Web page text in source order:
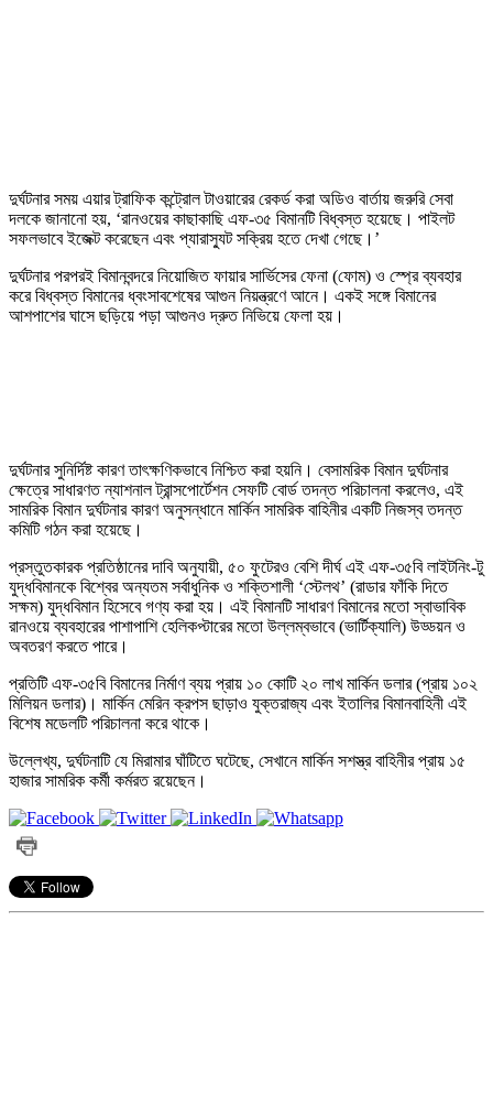
দুর্ঘটনার সময় এয়ার ট্রাফিক কন্ট্রোল টাওয়ারের রেকর্ড করা অডিও বার্তায় জরুরি সেবা
দলকে জানানো হয়, ‘রানওয়ের কাছাকাছি এফ-৩৫ বিমানটি বিধ্বস্ত হয়েছে। পাইলট
সফলভাবে ইজেক্ট করেছেন এবং প্যারাস্যুট সক্রিয় হতে দেখা গেছে।’
দুর্ঘটনার পরপরই বিমানবন্দরে নিয়োজিত ফায়ার সার্ভিসের ফেনা (ফোম) ও স্প্রে ব্যবহার
করে বিধ্বস্ত বিমানের ধ্বংসাবশেষের আগুন নিয়ন্ত্রণে আনে। একই সঙ্গে বিমানের
আশপাশের ঘাসে ছড়িয়ে পড়া আগুনও দ্রুত নিভিয়ে ফেলা হয়।
দুর্ঘটনার সুনির্দিষ্ট কারণ তাৎক্ষণিকভাবে নিশ্চিত করা হয়নি। বেসামরিক বিমান দুর্ঘটনার
ক্ষেত্রে সাধারণত ন্যাশনাল ট্রান্সপোর্টেশন সেফটি বোর্ড তদন্ত পরিচালনা করলেও, এই
সামরিক বিমান দুর্ঘটনার কারণ অনুসন্ধানে মার্কিন সামরিক বাহিনীর একটি নিজস্ব তদন্ত
কমিটি গঠন করা হয়েছে।
প্রস্তুতকারক প্রতিষ্ঠানের দাবি অনুযায়ী, ৫০ ফুটেরও বেশি দীর্ঘ এই এফ-৩৫বি লাইটনিং-টু
যুদ্ধবিমানকে বিশ্বের অন্যতম সর্বাধুনিক ও শক্তিশালী ‘স্টেলথ’ (রাডার ফাঁকি দিতে
সক্ষম) যুদ্ধবিমান হিসেবে গণ্য করা হয়। এই বিমানটি সাধারণ বিমানের মতো স্বাভাবিক
রানওয়ে ব্যবহারের পাশাপাশি হেলিকপ্টারের মতো উল্লম্বভাবে (ভার্টিক্যালি) উড্ডয়ন ও
অবতরণ করতে পারে।
প্রতিটি এফ-৩৫বি বিমানের নির্মাণ ব্যয় প্রায় ১০ কোটি ২০ লাখ মার্কিন ডলার (প্রায় ১০২
মিলিয়ন ডলার)। মার্কিন মেরিন ক্রপস ছাড়াও যুক্তরাজ্য এবং ইতালির বিমানবাহিনী এই
বিশেষ মডেলটি পরিচালনা করে থাকে।
উল্লেখ্য, দুর্ঘটনাটি যে মিরামার ঘাঁটিতে ঘটেছে, সেখানে মার্কিন সশস্ত্র বাহিনীর প্রায় ১৫
হাজার সামরিক কর্মী কর্মরত রয়েছেন।